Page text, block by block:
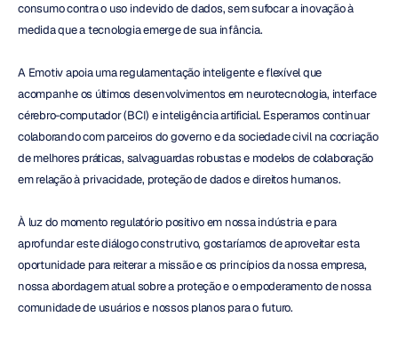
consumo contra o uso indevido de dados, sem sufocar a inovação à
medida que a tecnologia emerge de sua infância.
A Emotiv apoia uma regulamentação inteligente e flexível que
acompanhe os últimos desenvolvimentos em neurotecnologia, interface
cérebro-computador (BCI) e inteligência artificial. Esperamos continuar
colaborando com parceiros do governo e da sociedade civil na cocriação
de melhores práticas, salvaguardas robustas e modelos de colaboração
em relação à privacidade, proteção de dados e direitos humanos.
À luz do momento regulatório positivo em nossa indústria e para
aprofundar este diálogo construtivo, gostaríamos de aproveitar esta
oportunidade para reiterar a missão e os princípios da nossa empresa,
nossa abordagem atual sobre a proteção e o empoderamento de nossa
comunidade de usuários e nossos planos para o futuro.